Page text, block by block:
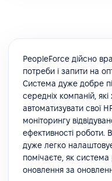
PeopleForce дійсно
потреби і запити на
Система дуже добре
середніх компаній, які
автоматизувати свої
моніторингу
ефективності роботи.
дуже легко
помічаєте, як система
оновлення за